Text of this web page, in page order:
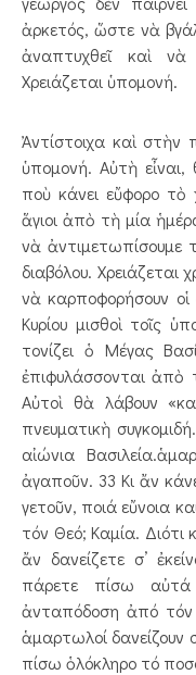
ἀρκετός, ὥστε νὰ
ἀναπτυχθεῖ καὶ νὰ
Χρειάζεται ὑπομονή.
Ἀντίστοιχα καὶ στὴν
ὑπομονή. Αὐτὴ
ποὺ κάνει εὔφορο τὸ
ἅγιοι ἀπὸ τὴ μία
νὰ ἀντιμετωπίσουμε
διαβόλου. Χρειάζεται
νὰ καρποφορήσουν
Κυρίου μισθοὶ τοῖς
τονίζει ὁ Μέγας
ἐπιφυλάσσονται ἀπὸ
Αὐτοὶ θὰ λάβουν
πνευματικὴ
αἰώνια
ἀγαποῦν. 33 Κι ἄν
γε­τοῦν, ποιά εὔνοια
τόν Θεό; Καμία. Διότι
ἄν δανείζετε σ’
πάρετε πίσω
ἀνταπόδοση ἀπό τόν
ἁμαρτωλοί
πίσω ὁλόκληρο τό